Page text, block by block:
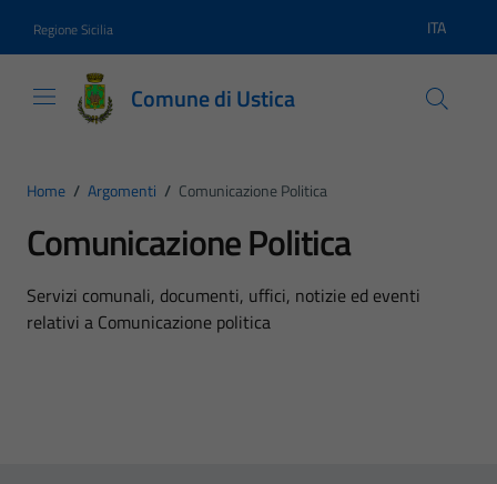
Regione Sicilia Lingua
ITA
Comune di Ustica
Home / Argomenti / Comunicazione Politica
Comunicazione Politica
Dettagli dell'argomento
Servizi comunali, documenti, uffici, notizie ed eventi
relativi a Comunicazione politica